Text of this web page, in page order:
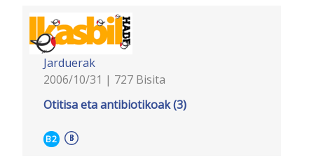
Jarduerak
2006/10/31 | 727 Bisita
Otitisa eta antibiotikoak (3)
B2